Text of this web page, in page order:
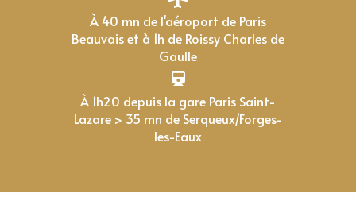
À 40 mn de l'aéroport de Paris
Beauvais et à 1h de Roissy Charles de
Gaulle
À 1h20 depuis la gare Paris Saint-
Lazare > 35 mn de Serqueux/Forges-
les-Eaux